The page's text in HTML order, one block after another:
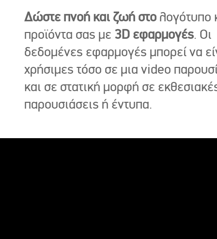
Δώστε πνοή και ζωή στο λογότυπο
προϊόντα σας με 3D εφαρμογές. Οι
δεδομένες εφαρμογές μπορεί να
χρήσιμες τόσο σε μια video
και σε στατική μορφή σε
παρουσιάσεις ή έντυπα.